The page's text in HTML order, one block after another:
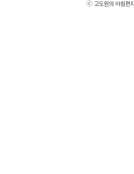
ⓒ 고도원의 아침편지